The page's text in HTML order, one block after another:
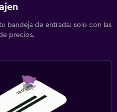
bandeja de entrada: solo con las
precios.